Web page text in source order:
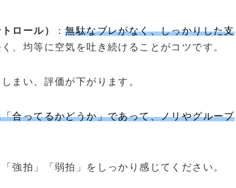
ロール） ：無駄なブレがなく、しっかりした支
、均等に空気を吐き続けることがコツです。
まい、評価が下がります。
合ってるかどうか」であって、ノリやグルーブ
強拍」「弱拍」をしっかり感じてください。